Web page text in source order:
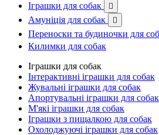
Іграшки для собак

Амуніція для собак 
Переноски та будиночки для
Килимки для собак
Іграшки для собак
Інтерактивні іграшки для собак
Жувальні іграшки для собак
Апортувальні іграшки для собак
М'які іграшки для собак
Іграшки з пищалкою для собак
Охолоджуючі іграшки для собак